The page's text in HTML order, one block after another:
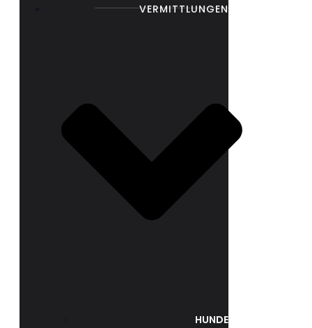
VERMITTLUNGEN
HUNDE